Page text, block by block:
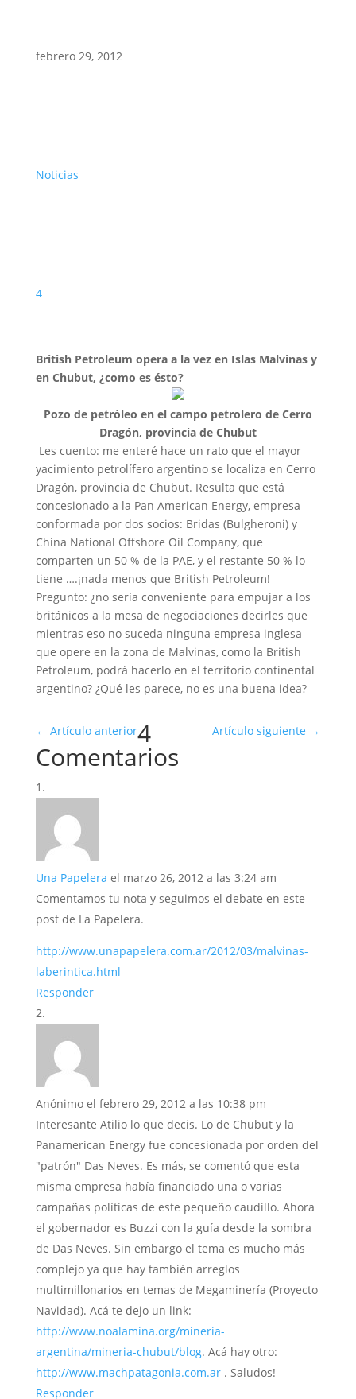
febrero 29, 2012
Noticias
4
British Petroleum opera a la vez en Islas Malvinas y
en Chubut, ¿como es ésto?
Pozo de petróleo en el campo petrolero de Cerro
Dragón, provincia de Chubut
Les cuento: me enteré hace un rato que el mayor
yacimiento petrolífero argentino se localiza en Cerro
Dragón, provincia de Chubut. Resulta que está
concesionado a la Pan American Energy, empresa
conformada por dos socios: Bridas (Bulgheroni) y
China National Offshore Oil Company, que
comparten un 50 % de la PAE, y el restante 50 % lo
tiene ….¡nada menos que British Petroleum!
Pregunto: ¿no sería conveniente para empujar a los
británicos a la mesa de negociaciones decirles que
mientras eso no suceda ninguna empresa inglesa
que opere en la zona de Malvinas, como la British
Petroleum, podrá hacerlo en el territorio continental
argentino? ¿Qué les parece, no es una buena idea?
← Artículo anterior Artículo siguiente →
4
Comentarios
Una Papelera el marzo 26, 2012 a las 3:24 am
Comentamos tu nota y seguimos el debate en este
post de La Papelera.
http://www.unapapelera.com.ar/2012/03/malvinas-
laberintica.html
Responder
Anónimo el febrero 29, 2012 a las 10:38 pm
Interesante Atilio lo que decis. Lo de Chubut y la
Panamerican Energy fue concesionada por orden del
"patrón" Das Neves. Es más, se comentó que esta
misma empresa había financiado una o varias
campañas políticas de este pequeño caudillo. Ahora
el gobernador es Buzzi con la guía desde la sombra
de Das Neves. Sin embargo el tema es mucho más
complejo ya que hay también arreglos
multimillonarios en temas de Megaminería (Proyecto
Navidad). Acá te dejo un link:
http://www.noalamina.org/mineria-
argentina/mineria-chubut/blog. Acá hay otro:
http://www.machpatagonia.com.ar. Saludos!
Responder